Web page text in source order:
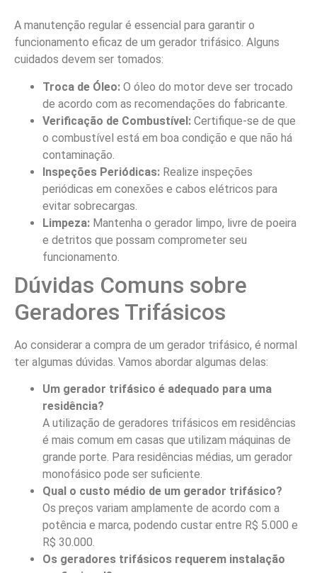
A manutenção regular é essencial para garantir o
funcionamento eficaz de um gerador trifásico. Alguns
cuidados devem ser tomados:
Troca de Óleo: O óleo do motor deve ser trocado
de acordo com as recomendações do fabricante.
Verificação de Combustível: Certifique-se de que
o combustível está em boa condição e que não há
contaminação.
Inspeções Periódicas: Realize inspeções
periódicas em conexões e cabos elétricos para
evitar sobrecargas.
Limpeza: Mantenha o gerador limpo, livre de poeira
e detritos que possam comprometer seu
funcionamento.
Dúvidas Comuns sobre
Geradores Trifásicos
Ao considerar a compra de um gerador trifásico, é normal
ter algumas dúvidas. Vamos abordar algumas delas:
Um gerador trifásico é adequado para uma
residência?
A utilização de geradores trifásicos em residências
é mais comum em casas que utilizam máquinas de
grande porte. Para residências médias, um gerador
monofásico pode ser suficiente.
Qual o custo médio de um gerador trifásico?
Os preços variam amplamente de acordo com a
potência e marca, podendo custar entre R$ 5.000 e
R$ 30.000.
Os geradores trifásicos requerem instalação